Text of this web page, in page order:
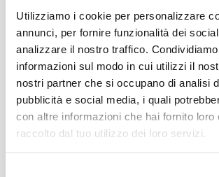
Utilizziamo i cookie per personalizzare
annunci, per fornire funzionalità dei
analizzare il nostro traffico.
informazioni sul modo in cui utilizzi il
nostri partner che si occupano di analisi
pubblicità e social media, i quali
con altre informazioni che hai fornito loro
raccolto dal tuo utilizzo dei loro servizi.
e la casa di Babbo Natale, con il centro
a festa.
www.bardolinotop.it